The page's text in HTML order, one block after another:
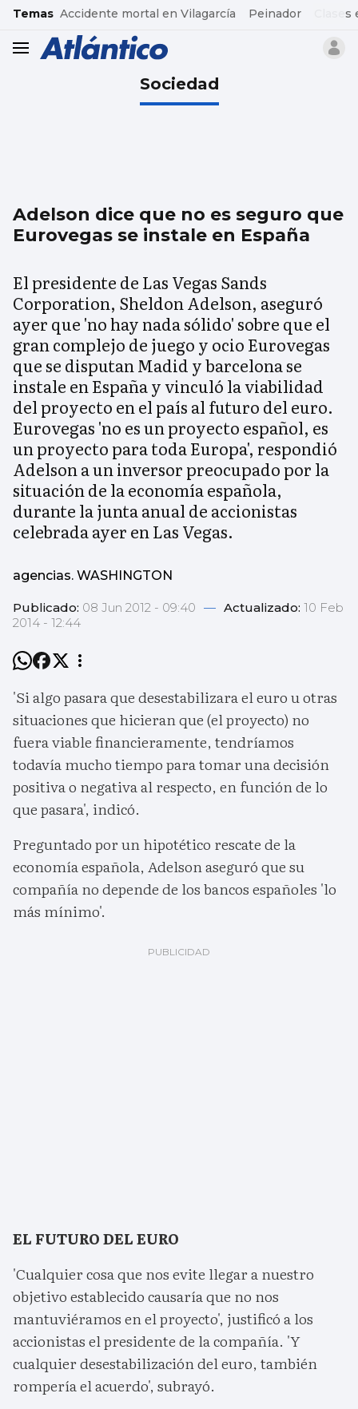
common.go-to-content
Temas Accidente mortal en Vilagarcía Peinador
header.menu.open
Sociedad
Adelson dice que no es seguro que
Eurovegas se instale en España
El presidente de Las Vegas Sands
Corporation, Sheldon Adelson, aseguró
ayer que 'no hay nada sólido' sobre que el
gran complejo de juego y ocio Eurovegas
que se disputan Madid y barcelona se
instale en España y vinculó la viabilidad
del proyecto en el país al futuro del euro.
Eurovegas 'no es un proyecto español, es
un proyecto para toda Europa', respondió
Adelson a un inversor preocupado por la
situación de la economía española,
durante la junta anual de accionistas
celebrada ayer en Las Vegas.
agencias. WASHINGTON
Publicado: 08 Jun 2012 - 09:40 — Actualizado: 10 Feb
2014 - 12:44
'Si algo pasara que desestabilizara el euro u otras
situaciones que hicieran que (el proyecto) no
fuera viable financieramente, tendríamos
todavía mucho tiempo para tomar una decisión
positiva o negativa al respecto, en función de lo
que pasara', indicó.
Preguntado por un hipotético rescate de la
economía española, Adelson aseguró que su
compañía no depende de los bancos españoles 'lo
más mínimo'.
EL FUTURO DEL EURO
'Cualquier cosa que nos evite llegar a nuestro
objetivo establecido causaría que no nos
mantuviéramos en el proyecto', justificó a los
accionistas el presidente de la compañía. 'Y
cualquier desestabilización del euro, también
rompería el acuerdo', subrayó.